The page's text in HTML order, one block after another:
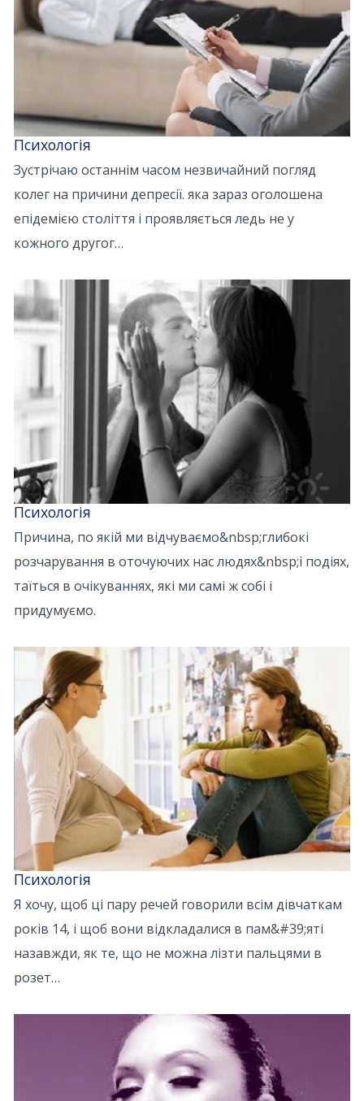
Психологія
Зустрічаю останнім часом незвичайний погляд
колег на причини депресії. яка зараз оголошена
епідемією століття і проявляється ледь не у
кожного другог…
Психологія
Причина, по якій ми відчуваємо&nbsp;глибокі
розчарування в оточуючих нас людях&nbsp;і подіях,
таїться в очікуваннях, які ми самі ж собі і
придумуємо.
Психологія
Я хочу, щоб ці пару речей говорили всім дівчаткам
років 14, і щоб вони відкладалися в пам&#39;яті
назавжди, як те, що не можна лізти пальцями в
розет…